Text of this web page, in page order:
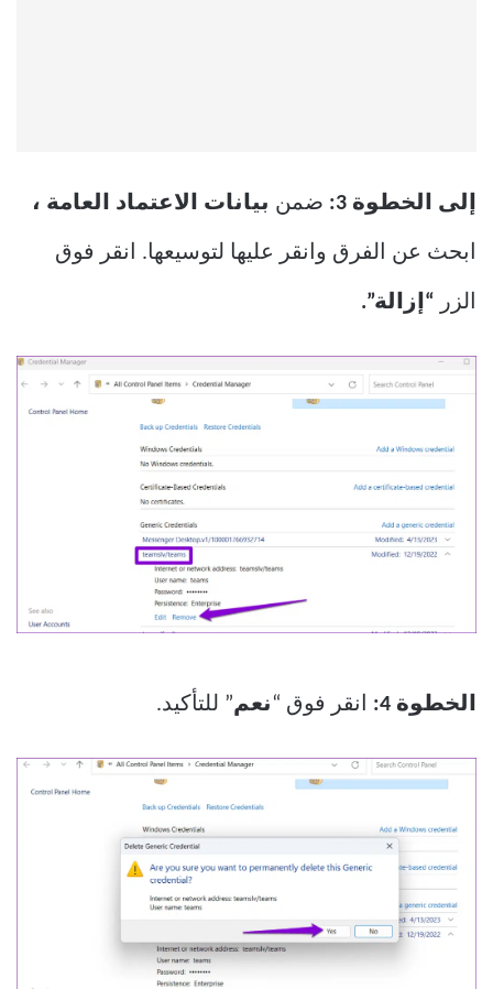
إلى الخطوة 3: ضمن بيانات الاعتماد العامة ،
ابحث عن الفرق وانقر عليها لتوسيعها. انقر فوق
الزر “إزالة”.
الخطوة 4: انقر فوق “ نعم” للتأكيد.